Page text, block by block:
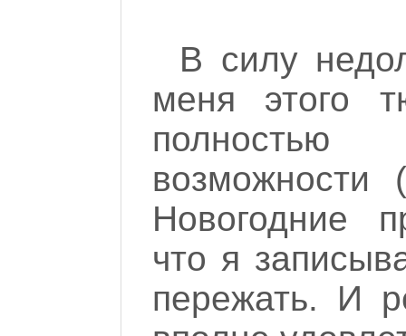
В силу
меня этого
Новогодние
что я
пережать. И